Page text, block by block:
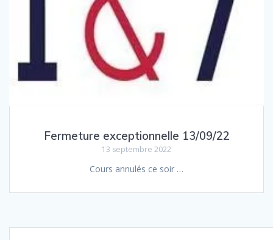
Fermeture exceptionnelle 13/09/22
13 septembre 2022
Cours annulés ce soir …